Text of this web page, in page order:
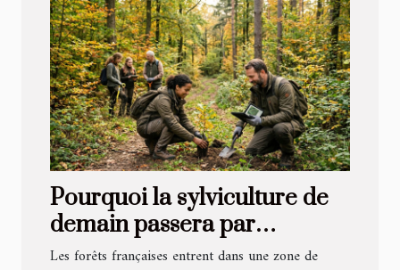
Pourquoi la sylviculture de
demain passera par
l’adaptation climatique
Les forêts françaises entrent dans une zone de